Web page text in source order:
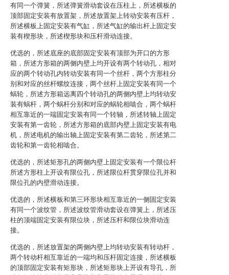
有同一个弹簧，所述弹簧滑动套设在压柱上，所述横板的
顶部固定安装有放置架，所述放置架上转动安装有压杆，
所述横板上固定安装有气缸，所述气缸的输出杆上固定安
装有楔形块，所述楔形块和压杆滑动连接。
优选的，所述底座的底部固定安装有顶部为开口的方形
箱，所述方形箱的两侧内壁上均开设有两个转动孔，相对
应的两个转动孔内转动安装有同一个丝杆，两个方形柱分
别和对应的丝杆螺纹连接，两个丝杆上固定安装有同一个
蜗轮，所述方形箱远离四个转动孔的两侧内壁上均转动安
装有蜗杆，两个蜗杆分别和对应的蜗轮相啮合，两个蜗杆
相互靠近的一端固定安装有同一个转轴，所述转轴上固定
安装有第一齿轮，所述方形箱的底部内壁上固定安装有电
机，所述电机的输出轴上固定安装有第二齿轮，所述第二
齿轮和第一齿轮相啮合。
优选的，所述矩形孔的两侧内壁上固定安装有一个限位杆
所述方形柱上开设有限位孔，所述限位杆贯穿限位孔并和
限位孔的内壁滑动连接。
优选的，所述横板和第三环形块相互靠近的一侧固定安装
有同一个波纹管，所述波纹管滑动套设在弹簧上，所述压
柱的顶端固定安装有限位块，所述压杆和限位块滑动连
接。
优选的，所述放置架的两侧内壁上均转动安装有转动杆，
两个转动杆相互靠近的一端均和压杆固定连接，所述横板
的顶部固定安装有矩形块，所述矩形块上开设有导孔，所